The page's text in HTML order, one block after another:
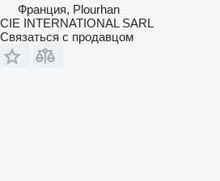
Франция, Plourhan
CIE INTERNATIONAL SARL
Связаться с продавцом